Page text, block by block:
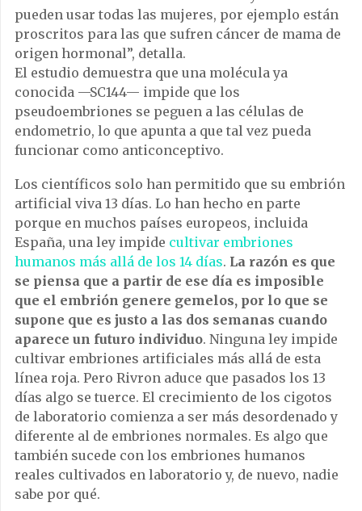
pueden usar todas las mujeres, por ejemplo están
proscritos para las que sufren cáncer de mama de
origen hormonal”, detalla.
El estudio demuestra que una molécula ya
conocida —SC144— impide que los
pseudoembriones se peguen a las células de
endometrio, lo que apunta a que tal vez pueda
funcionar como anticonceptivo.
Los científicos solo han permitido que su embrión
artificial viva 13 días. Lo han hecho en parte
porque en muchos países europeos, incluida
España, una ley impide cultivar embriones
humanos más allá de los 14 días. La razón es que
se piensa que a partir de ese día es imposible
que el embrión genere gemelos, por lo que se
supone que es justo a las dos semanas cuando
aparece un futuro individuo. Ninguna ley impide
cultivar embriones artificiales más allá de esta
línea roja. Pero Rivron aduce que pasados los 13
días algo se tuerce. El crecimiento de los cigotos
de laboratorio comienza a ser más desordenado y
diferente al de embriones normales. Es algo que
también sucede con los embriones humanos
reales cultivados en laboratorio y, de nuevo, nadie
sabe por qué.